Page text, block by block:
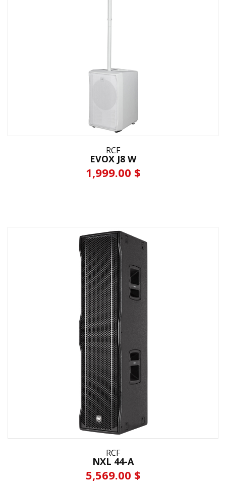
RCF
EVOX J8 W
1,999.00 $
RCF
NXL 44-A
5,569.00 $